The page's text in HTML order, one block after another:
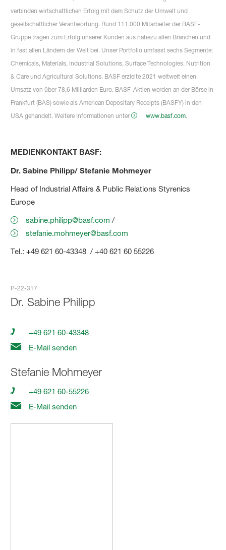
verbinden wirtschaftlichen Erfolg mit dem Schutz der Umwelt und
gesellschaftlicher Verantwortung. Rund 111.000 Mitarbeiter der BASF-
Gruppe tragen zum Erfolg unserer Kunden aus nahezu allen Branchen und
in fast allen Ländern der Welt bei. Unser Portfolio umfasst sechs Segmente:
Chemicals, Materials, Industrial Solutions, Surface Technologies, Nutrition
& Care und Agricultural Solutions. BASF erzielte 2021 weltweit einen
Umsatz von über 78,6 Milliarden Euro. BASF-Aktien werden an der Börse in
Frankfurt (BAS) sowie als American Depositary Receipts (BASFY) in den
USA gehandelt. Weitere Informationen unter
www.basf.com.
MEDIENKONTAKT BASF:
Dr. Sabine Philipp/ Stefanie Mohmeyer
Head of Industrial Affairs & Public Relations Styrenics
Europe
sabine.philipp@basf.com /
stefanie.mohmeyer@basf.com
Tel.: +49 621 60-43348 / +40 621 60 55226
P-22-317
Dr.Sabine Philipp
+49 621 60-43348
E-Mail senden
Stefanie Mohmeyer
+49 621 60-55226
E-Mail senden